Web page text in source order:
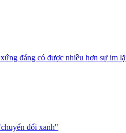
đáng có được nhiều hơn sự im
đổi xanh"